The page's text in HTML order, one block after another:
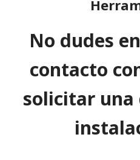
No dudes
contacto
solicitar una